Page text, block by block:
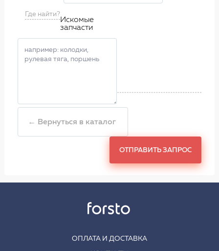
Где найти?
Искомые
запчасти
← Вернуться в каталог
ОТПРАВИТЬ ЗАПРОС
ОПЛАТА И ДОСТАВКА